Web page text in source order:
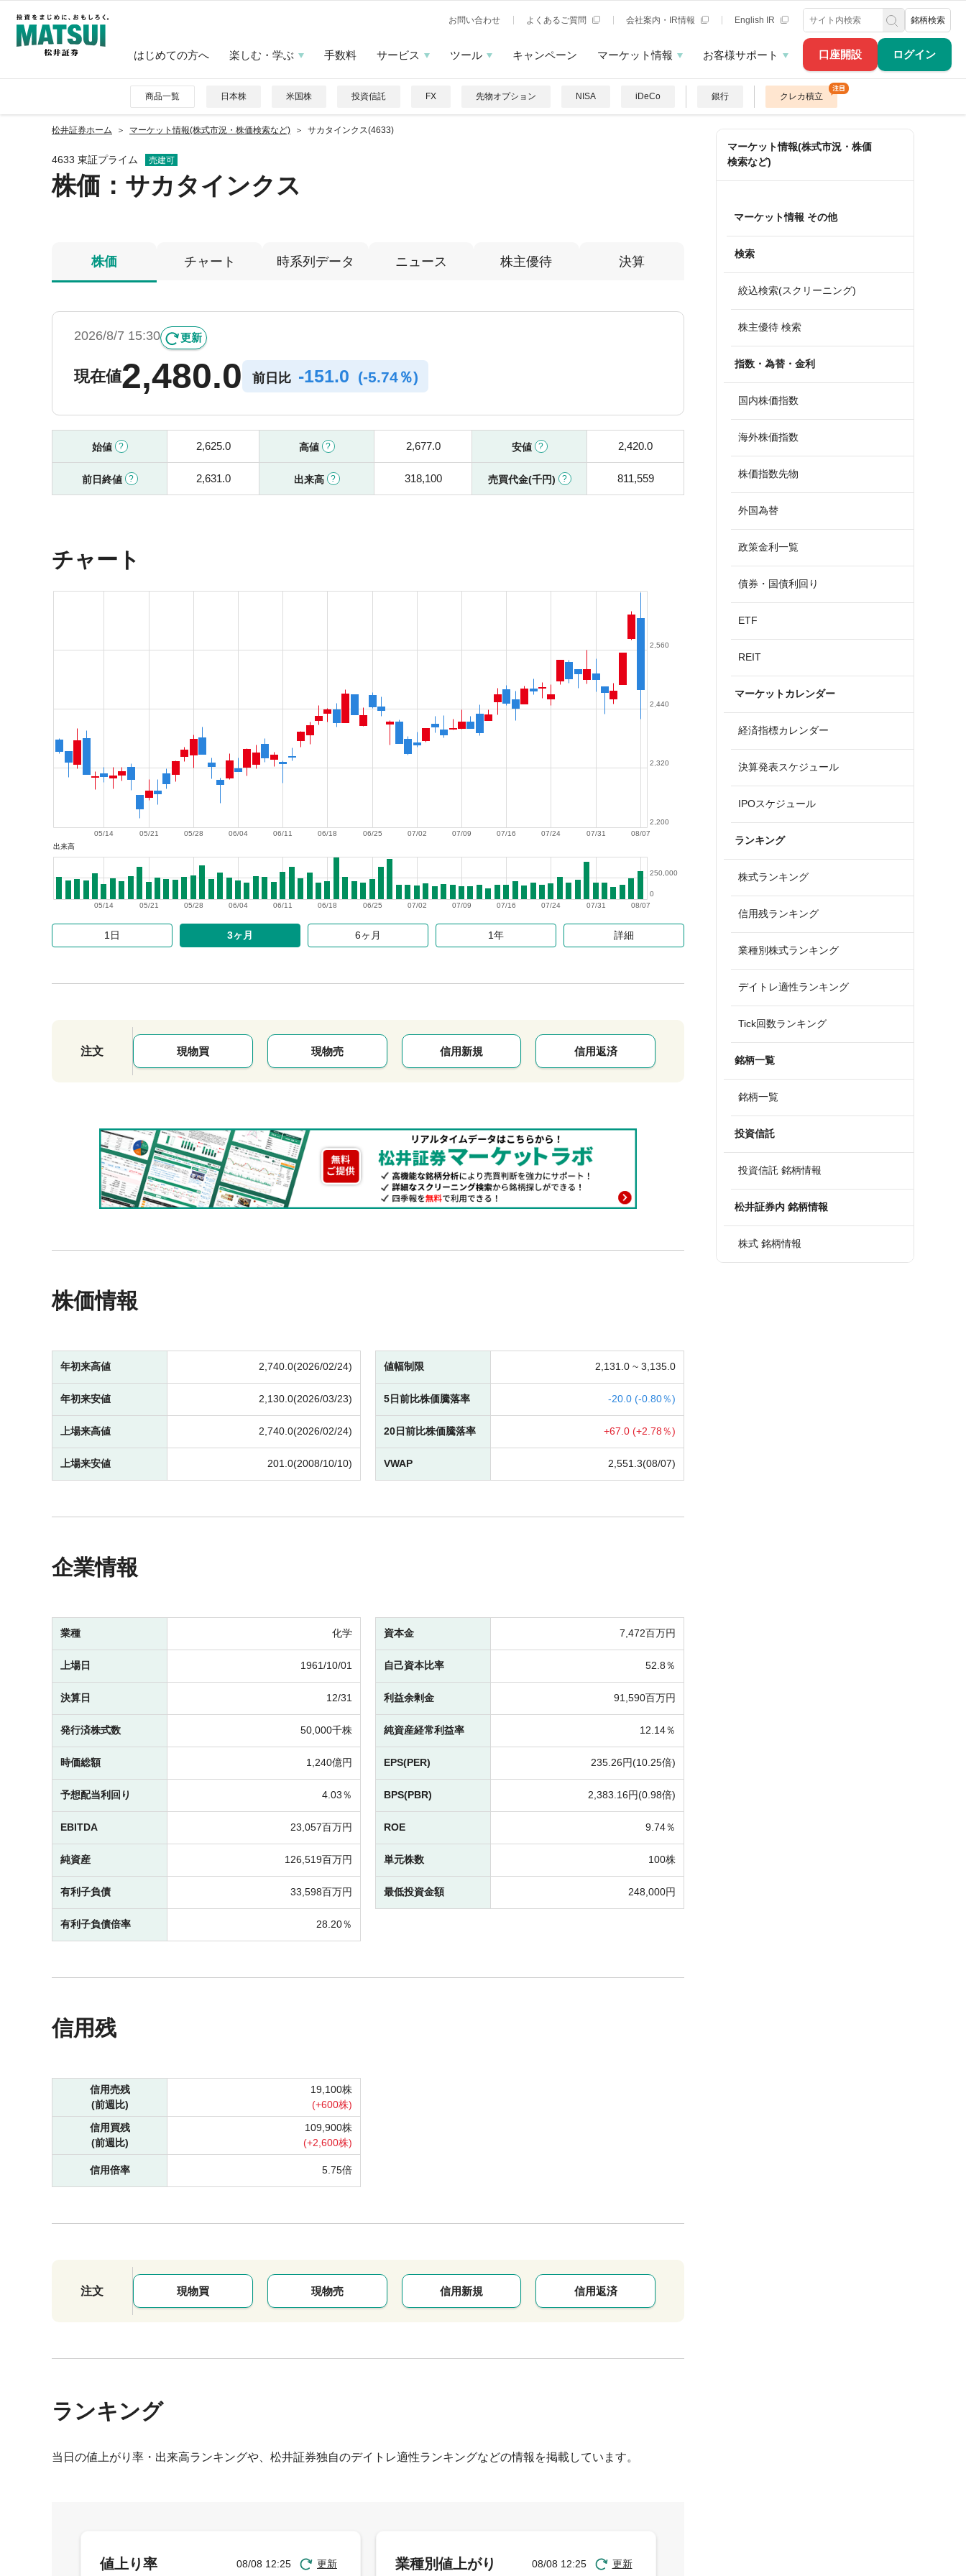
口座開設 ログイン
お問い合わせ よくあるご質問 会社案内・IR情報 English IR 銘柄検索
はじめての方へ 楽しむ・学ぶ 手数料 サービス ツール キャンペーン マーケット情報 お客様サポート
商品一覧 日本株 米国株 投資信託 FX 先物オプション NISA iDeCo 銀行 クレカ積立
松井証券ホーム マーケット情報(株式市況・株価検索など) サカタインクス(4633)
4633 東証プライム 売建可
株価 ：サカタインクス
株価 チャート 時系列データ ニュース 株主優待 決算
2026/8/7 15:30 更新
現在値2,480.0 前日比 -151.0 (-5.74％)
始値 2,625.0 高値 2,677.0 安値 2,420.0
前日終値 2,631.0 出来高 318,100 売買代金(千円) 811,559
チャート
08/07
07/31
07/24
07/16
07/09
07/02
06/25
06/18
06/11
06/04
05/28
05/21
05/14
2,200
2,320
2,440
2,560
出来高
08/07
07/31
07/24
07/16
07/09
07/02
06/25
06/18
06/11
06/04
05/28
05/21
05/14
0
250,000
1日 3ヶ月 6ヶ月 1年 詳細
注文 現物買 現物売 信用新規 信用返済
株価情報
年初来高値 2,740.0(2026/02/24)
年初来安値 2,130.0(2026/03/23)
上場来高値 2,740.0(2026/02/24)
上場来安値 201.0(2008/10/10)
値幅制限 2,131.0 ~ 3,135.0
5日前比株価騰落率 -20.0 (-0.80％)
20日前比株価騰落率 +67.0 (+2.78％)
VWAP 2,551.3(08/07)
企業情報
業種 化学
上場日 1961/10/01
決算日 12/31
発行済株式数 50,000千株
時価総額 1,240億円
予想配当利回り 4.03％
EBITDA 23,057百万円
純資産 126,519百万円
有利子負債 33,598百万円
有利子負債倍率 28.20％
資本金 7,472百万円
自己資本比率 52.8％
利益余剰金 91,590百万円
純資産経常利益率 12.14％
EPS(PER) 235.26円(10.25倍)
BPS(PBR) 2,383.16円(0.98倍)
ROE 9.74％
単元株数 100株
最低投資金額 248,000円
信用残
信用売残
(前週比)
19,100株
(+600株)
信用買残
(前週比)
109,900株
(+2,600株)
信用倍率 5.75倍
注文 現物買 現物売 信用新規 信用返済
ランキング
当日の値上がり率・出来高ランキングや、松井証券独自のデイトレ適性ランキングなどの情報を掲載しています。
マーケット情報(株式市況・株価
検索など)
マーケット情報 その他
検索
絞込検索(スクリーニング)
株主優待 検索
指数・為替・金利
国内株価指数
海外株価指数
株価指数先物
外国為替
政策金利一覧
債券・国債利回り
ETF
REIT
マーケットカレンダー
経済指標カレンダー
決算発表スケジュール
IPOスケジュール
ランキング
株式ランキング
信用残ランキング
業種別株式ランキング
デイトレ適性ランキング
Tick回数ランキング
銘柄一覧
銘柄一覧
投資信託
投資信託 銘柄情報
松井証券内 銘柄情報
株式 銘柄情報